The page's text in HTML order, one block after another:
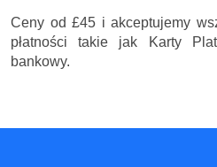
Ceny od £45 i akceptujemy
płatności takie jak Karty
bankowy.